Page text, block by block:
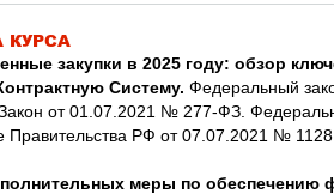
КУРСА
закупки в 2025 году: обзор
Систему. Федеральный
от 01.07.2021 № 277-ФЗ.
Правительства РФ от 07.07.2021 № 1128.
меры по обеспечению